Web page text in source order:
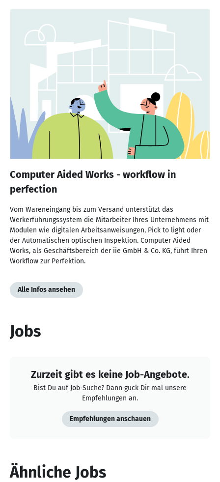
Computer Aided Works - workflow in
perfection
Vom Wareneingang bis zum Versand unterstützt das
Werkerführungssystem die Mitarbeiter Ihres Unternehmens mit
Modulen wie digitalen Arbeitsanweisungen, Pick to light oder
der Automatischen optischen Inspektion. Computer Aided
Works, als Geschäftsbereich der iie GmbH & Co. KG, führt Ihren
Workflow zur Perfektion.
Alle Infos ansehen
Jobs
Zurzeit gibt es keine Job-Angebote.
Bist Du auf Job-Suche? Dann guck Dir mal unsere
Empfehlungen an.
Empfehlungen anschauen
Ähnliche Jobs